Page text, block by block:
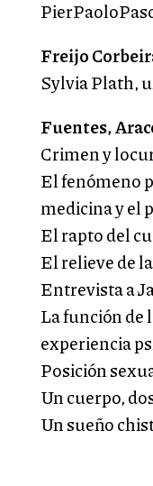
Freijo
Sylvia Plath,
Fuentes,
Crimen y
El fenómeno
medicina y el
El rapto del
El relieve de
Entrevista a
La función de
experiencia
Posición
Un cuerpo,
Un sueño